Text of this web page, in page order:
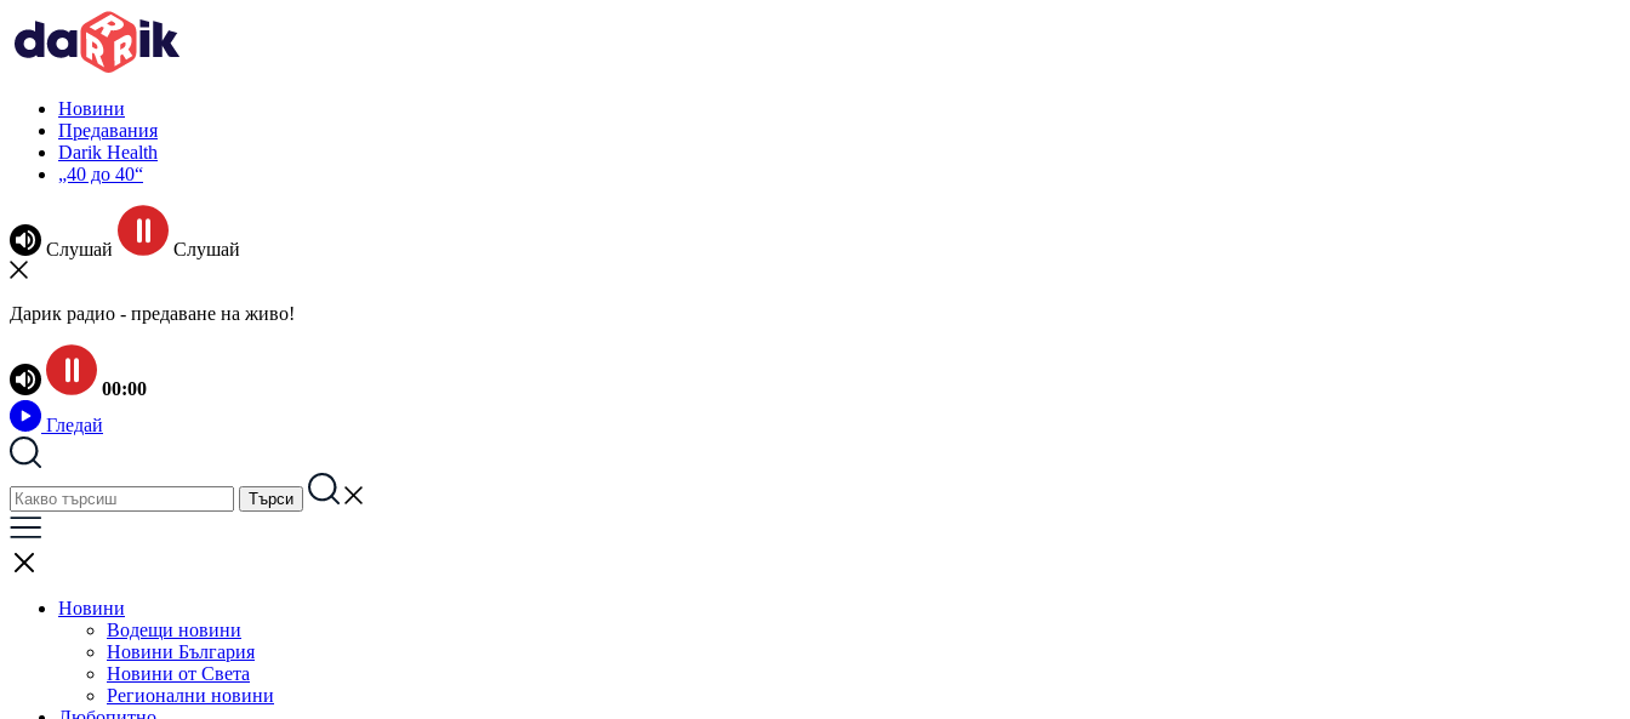
Новини
Предавания
Darik Health
„40 до 40“
Слушай Слушай
Дарик радио - предаване на живо!
00:00
Гледай
Новини
Водещи новини
Новини България
Новини от Света
Регионални новини